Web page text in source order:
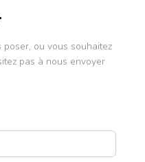
ou vous souhaitez
pas à nous envoyer